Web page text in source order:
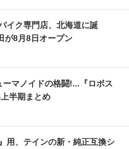
イク専門店、北海道に誕
が8月8日オープン
ーマノイドの格闘!...『ロボス
半期まとめ
用、テインの新・純正互換シ